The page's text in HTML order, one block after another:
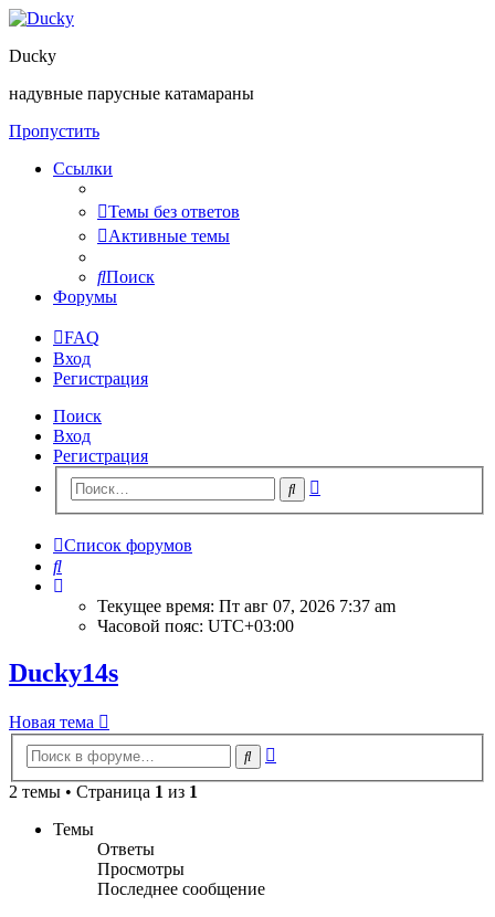
Ducky
надувные парусные катамараны
Пропустить
Ссылки
Темы без ответов
Активные темы
Поиск
Форумы
FAQ
Вход
Регистрация
Поиск
Вход
Регистрация
Поиск
Список форумов
Поиск
Текущее время: Пт авг 07, 2026 7:37 am
Часовой пояс: UTC+03:00
Ducky14s
Новая тема
Поиск
2 темы • Страница 1 из 1
Темы
Ответы
Просмотры
Последнее сообщение